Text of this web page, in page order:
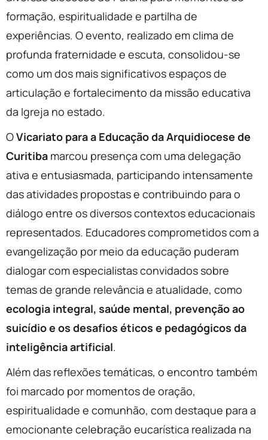
formação, espiritualidade e partilha de
experiências. O evento, realizado em clima de
profunda fraternidade e escuta, consolidou-se
como um dos mais significativos espaços de
articulação e fortalecimento da missão educativa
da Igreja no estado.
OVicariato para a Educação da Arquidiocese de
Curitiba marcou presença com uma delegação
ativa e entusiasmada, participando intensamente
das atividades propostas e contribuindo para o
diálogo entre os diversos contextos educacionais
representados. Educadores comprometidos com a
evangelização por meio da educação puderam
dialogar com especialistas convidados sobre
temas de grande relevância e atualidade, como
ecologia integral, saúde mental, prevenção ao
suicídio e os desafios éticos e pedagógicos da
inteligência artificial.
Além das reflexões temáticas, o encontro também
foi marcado por momentos de oração,
espiritualidade e comunhão, com destaque para a
emocionante celebração eucarística realizada na